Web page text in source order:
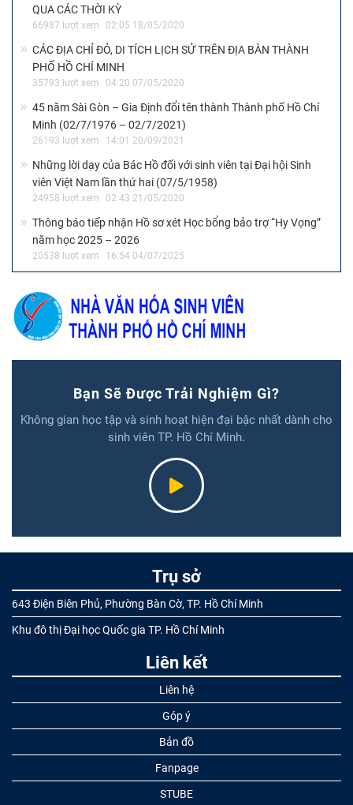
QUA CÁC THỜI KỲ
66987 lượt xem 02:05 18/05/2020
CÁC ĐỊA CHỈ ĐỎ, DI TÍCH LỊCH SỬ TRÊN ĐỊA BÀN THÀNH
PHỐ HỒ CHÍ MINH
35793 lượt xem 04:20 07/05/2020
45 năm Sài Gòn – Gia Định đổi tên thành Thành phố Hồ Chí
Minh (02/7/1976 – 02/7/2021)
26193 lượt xem 14:01 20/09/2021
Những lời dạy của Bác Hồ đối với sinh viên tại Đại hội Sinh
viên Việt Nam lần thứ hai (07/5/1958)
24958 lượt xem 02:43 21/05/2020
Thông báo tiếp nhận Hồ sơ xét Học bổng bảo trợ “Hy Vọng”
năm học 2025 – 2026
20538 lượt xem 16:54 04/07/2025
Bạn Sẽ Được Trải Nghiệm Gì?
Không gian học tập và sinh hoạt hiện đại bậc nhất dành cho
sinh viên TP. Hồ Chí Minh.
Trụ sở
643 Điện Biên Phủ, Phường Bàn Cờ, TP. Hồ Chí Minh
Khu đô thị Đại học Quốc gia TP. Hồ Chí Minh
Liên kết
Liên hệ
Góp ý
Bản đồ
Fanpage
STUBE